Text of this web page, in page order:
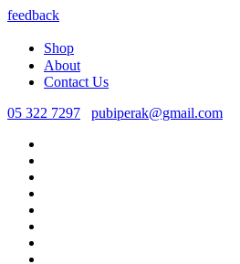
feedback
Shop
About
Contact Us
05 322 7297
pubiperak@gmail.com